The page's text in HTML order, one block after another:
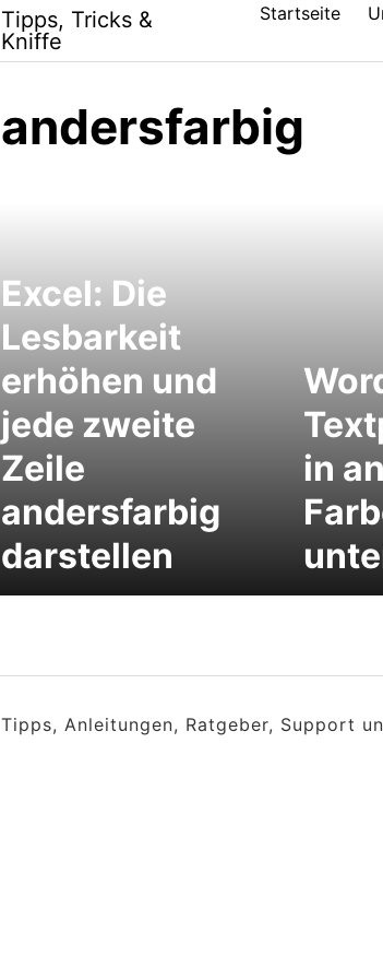
Tipps, Tricks &
Kniffe
Startseite
andersfarbig
Excel: Die
Lesbarkeit
erhöhen und
jede zweite
Zeile
andersfarbig
darstellen
in
Tipps, Anleitungen, Ratgeber, Support